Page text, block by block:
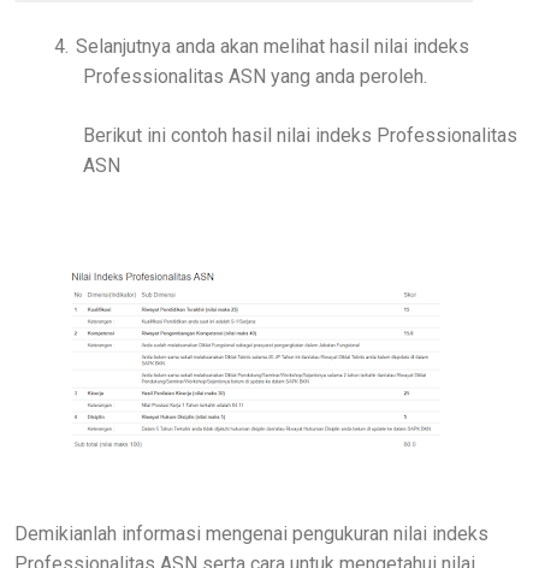
4. Selanjutnya anda akan melihat hasil nilai indeks
Professionalitas ASN yang anda peroleh.
Berikut ini contoh hasil nilai indeks Professionalitas
ASN
Demikianlah informasi mengenai pengukuran nilai indeks